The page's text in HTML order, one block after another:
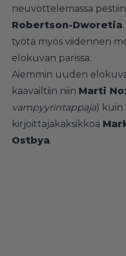
neuvottelemassa
Robertson-Dworetia
työtä myös viidennen
elokuvan parissa.
Aiemmin uuden
kaavailtiin niin Marti
vampyyrintappaja) kuin
kirjoittajakaksikkoa
Ostbya.